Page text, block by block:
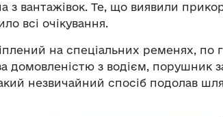
з вантажівок. Те, що виявили
всі очікування.
на спеціальних ременях, по
домовленістю з водієм, порушник
незвичайний спосіб подолав